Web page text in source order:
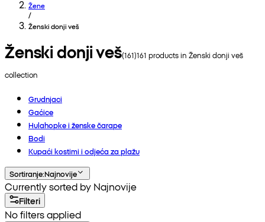
Žene
/
Ženski donji veš
Ženski donji veš(161)161 products in Ženski donji veš
collection
Grudnjaci
Gaćice
Hulahopke i ženske čarape
Bodi
Kupaći kostimi i odjeća za plažu
Sortiranje:Najnovije
Currently sorted by Najnovije
Filteri
No filters applied